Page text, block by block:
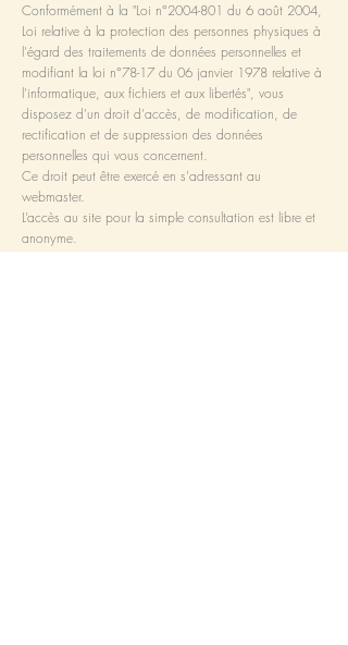
Conformément à la "Loi n°2004-801 du 6 août 2004,
Loi relative à la protection des personnes physiques à
l'égard des traitements de données personnelles et
modifiant la loi n°78-17 du 06 janvier 1978 relative à
l'informatique, aux fichiers et aux libertés", vous
disposez d'un droit d'accès, de modification, de
rectification et de suppression des données
personnelles qui vous concernent.
Ce droit peut être exercé en s'adressant au
webmaster.
L’accès au site pour la simple consultation est libre et
anonyme.